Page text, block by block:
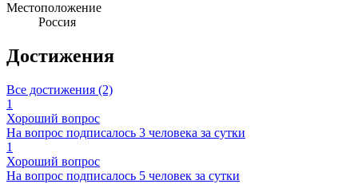
Местоположение
Россия
Достижения
Все достижения (2)
1
Хороший вопрос
На вопрос подписалось 3 человека за сутки
1
Хороший вопрос
На вопрос подписалось 5 человек за сутки